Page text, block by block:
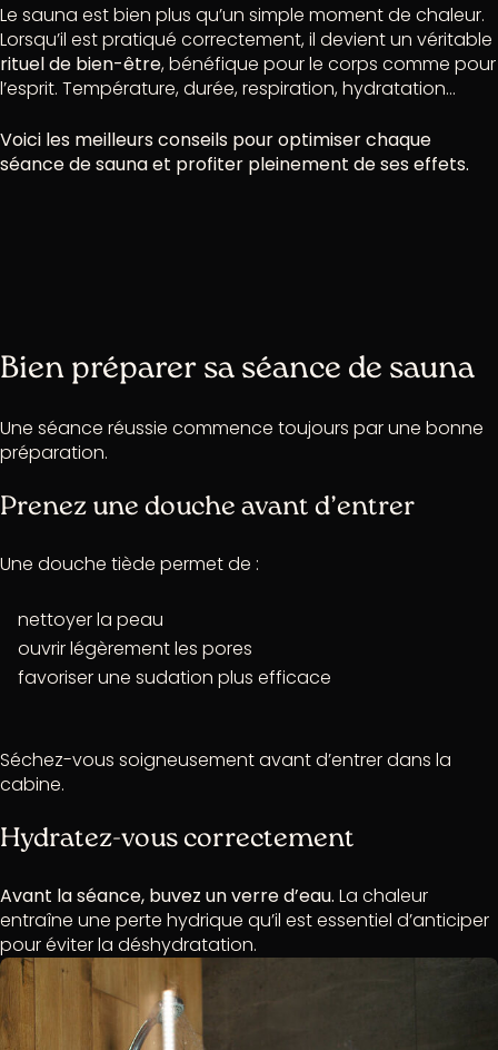
Le sauna est bien plus qu’un simple moment de chaleur.
Lorsqu’il est pratiqué correctement, il devient un véritable
rituel de bien-être, bénéfique pour le corps comme pour
l’esprit. Température, durée, respiration, hydratation…
Voici les meilleurs conseils pour optimiser chaque
séance de sauna et profiter pleinement de ses effets.
Bien préparer sa séance de sauna
Une séance réussie commence toujours par une bonne
préparation.
Prenez une douche avant d’entrer
Une douche tiède permet de :
nettoyer la peau
ouvrir légèrement les pores
favoriser une sudation plus efficace
Séchez-vous soigneusement avant d’entrer dans la
cabine.
Hydratez-vous correctement
Avant la séance, buvez un verre d’eau. La chaleur
entraîne une perte hydrique qu’il est essentiel d’anticiper
pour éviter la déshydratation.